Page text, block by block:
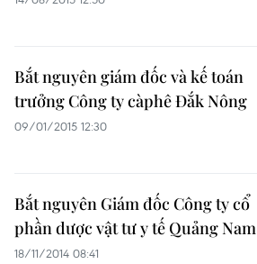
Bắt nguyên giám đốc và kế toán
trưởng Công ty càphê Đắk Nông
09/01/2015 12:30
Bắt nguyên Giám đốc Công ty cổ
phần dược vật tư y tế Quảng Nam
18/11/2014 08:41